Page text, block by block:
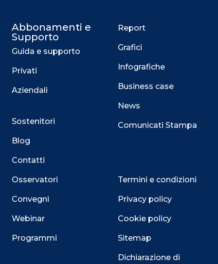
Abbonamenti e
Supporto
Guida e supporto
Privati
Aziendali
Sostenitori
Blog
Contatti
Osservatori
Convegni
Webinar
Programmi
Report
Grafici
Infografiche
Business case
News
Comunicati Stampa
Termini e condizioni
Privacy policy
Cookie policy
Sitemap
Dichiarazione di